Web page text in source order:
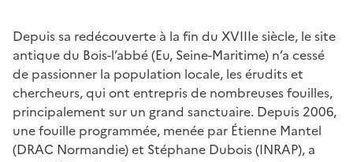
Depuis sa redécouverte à la fin du XVIIIe siècle, le site
antique du Bois-l’abbé (Eu, Seine-Maritime) n’a cessé
de passionner la population locale, les érudits et
chercheurs, qui ont entrepris de nombreuses fouilles,
principalement sur un grand sanctuaire. Depuis 2006,
une fouille programmée, menée par Étienne Mantel
(DRAC Normandie) et Stéphane Dubois (INRAP), a